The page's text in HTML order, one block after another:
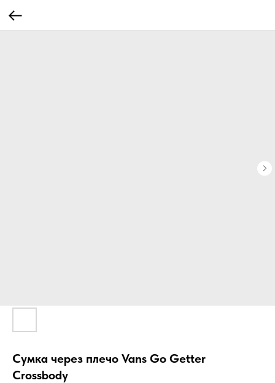
Сумка через плечо Vans Go Getter
Crossbody